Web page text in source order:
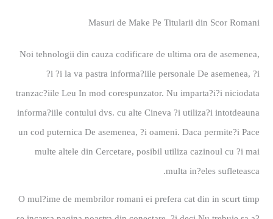
Masuri de Make Pe Titularii din Scor Romani
Noi tehnologii din cauza codificare de ultima ora de asemenea,
?i ?i la va pastra informa?iile personale De asemenea, ?i
tranzac?iile Leu In mod corespunzator. Nu imparta?i?i niciodata
informa?iile contului dvs. cu alte Cineva ?i utiliza?i intotdeauna
un cod puternica De asemenea, ?i oameni. Daca permite?i Pace
multe altele din Cercetare, posibil utiliza cazinoul cu ?i mai
multa in?eles sufleteasca.
O mul?ime de membrilor romani ei prefera cat din in scurt timp